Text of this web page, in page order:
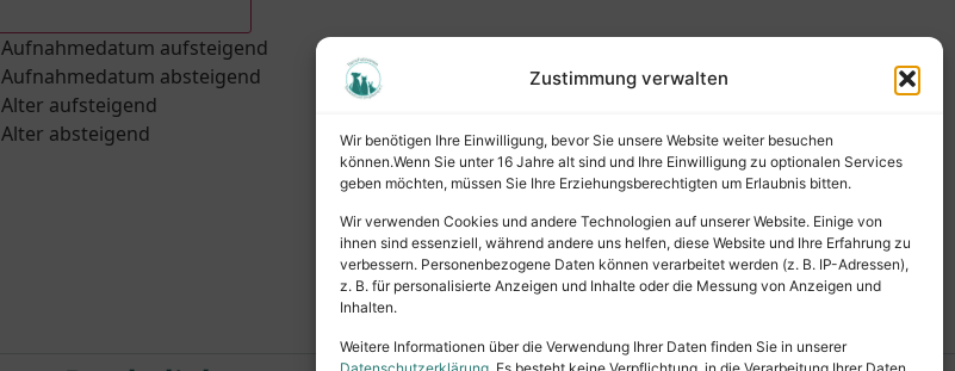
Zustimmung verwalten
Wir benötigen Ihre Einwilligung, bevor Sie unsere Website weiter besuchen
können.Wenn Sie unter 16 Jahre alt sind und Ihre Einwilligung zu optionalen Services
geben möchten, müssen Sie Ihre Erziehungsberechtigten um Erlaubnis bitten.
Wir verwenden Cookies und andere Technologien auf unserer Website. Einige von
ihnen sind essenziell, während andere uns helfen, diese Website und Ihre Erfahrung zu
verbessern. Personenbezogene Daten können verarbeitet werden (z. B. IP-Adressen),
z. B. für personalisierte Anzeigen und Inhalte oder die Messung von Anzeigen und
Inhalten.
Weitere Informationen über die Verwendung Ihrer Daten finden Sie in unserer
Aufnahmedatum aufsteigend
Aufnahmedatum absteigend
Alter aufsteigend
Alter absteigend